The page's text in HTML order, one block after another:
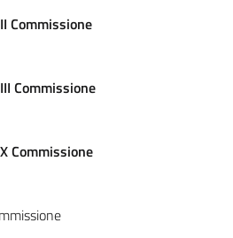
Commissione
Commissione
Commissione